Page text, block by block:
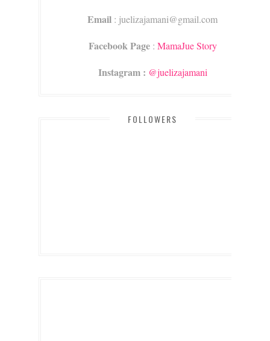
Email : juelizajamani@gmail.com
Facebook Page: MamaJue Story
Instagram : @juelizajamani
FOLLOWERS